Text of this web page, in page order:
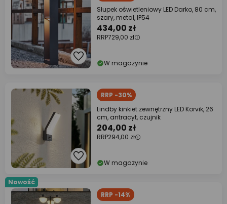
Słupek oświetleniowy LED Darko, 80 cm,
szary, metal, IP54
434,00 zł
RRP729,00 zł
W magazynie
RRP -30%
Lindby kinkiet zewnętrzny LED Korvik, 26
cm, antracyt, czujnik
204,00 zł
RRP294,00 zł
W magazynie
Nowość
RRP -14%